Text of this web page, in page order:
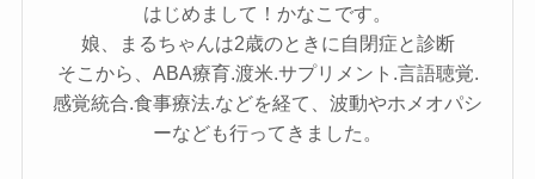
はじめまして！かなこです。
娘、まるちゃんは2歳のときに自閉症と診断
そこから、ABA療育.渡米.サプリメント.言語聴覚.
感覚統合.食事療法.などを経て、波動やホメオパシ
ーなども行ってきました。